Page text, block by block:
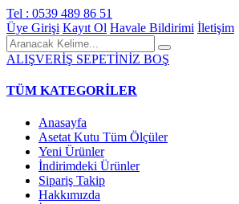
Tel : 0539 489 86 51
Üye Girişi Kayıt Ol Havale Bildirimi İletişim
ALIŞVERİŞ SEPETİNİZ BOŞ
TÜM KATEGORİLER
Anasayfa
Asetat Kutu Tüm Ölçüler
Yeni Ürünler
İndirimdeki Ürünler
Sipariş Takip
Hakkımızda